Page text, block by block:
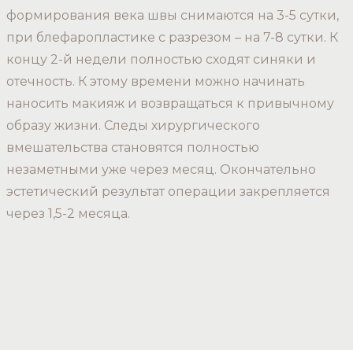
формирования века швы снимаются на 3-5 сутки,
при блефаропластике с разрезом – на 7-8 сутки. К
концу 2-й недели полностью сходят синяки и
отечность. К этому времени можно начинать
наносить макияж и возвращаться к привычному
образу жизни. Следы хирургического
вмешательства становятся полностью
незаметными уже через месяц. Окончательно
эстетический результат операции закрепляется
через 1,5-2 месяца.